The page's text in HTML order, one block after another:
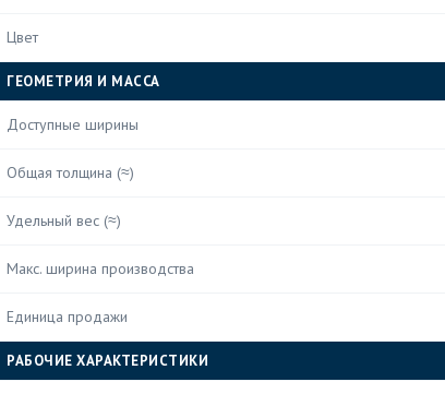
Цвет
ГЕОМЕТРИЯ И МАССА
Доступные ширины
Общая толщина (≈)
Удельный вес (≈)
Макс. ширина производства
Единица продажи
РАБОЧИЕ ХАРАКТЕРИСТИКИ